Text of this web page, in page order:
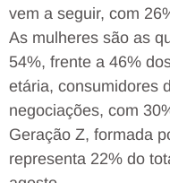
vem a seguir, com
As mulheres são as
54%, frente a 46%
etária, consumidores
negociações, com
Geração Z, formada
representa 22% do